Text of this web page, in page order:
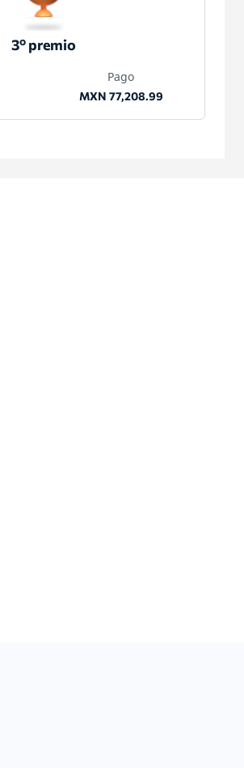
3º premio
Pago
MXN 77,208.99